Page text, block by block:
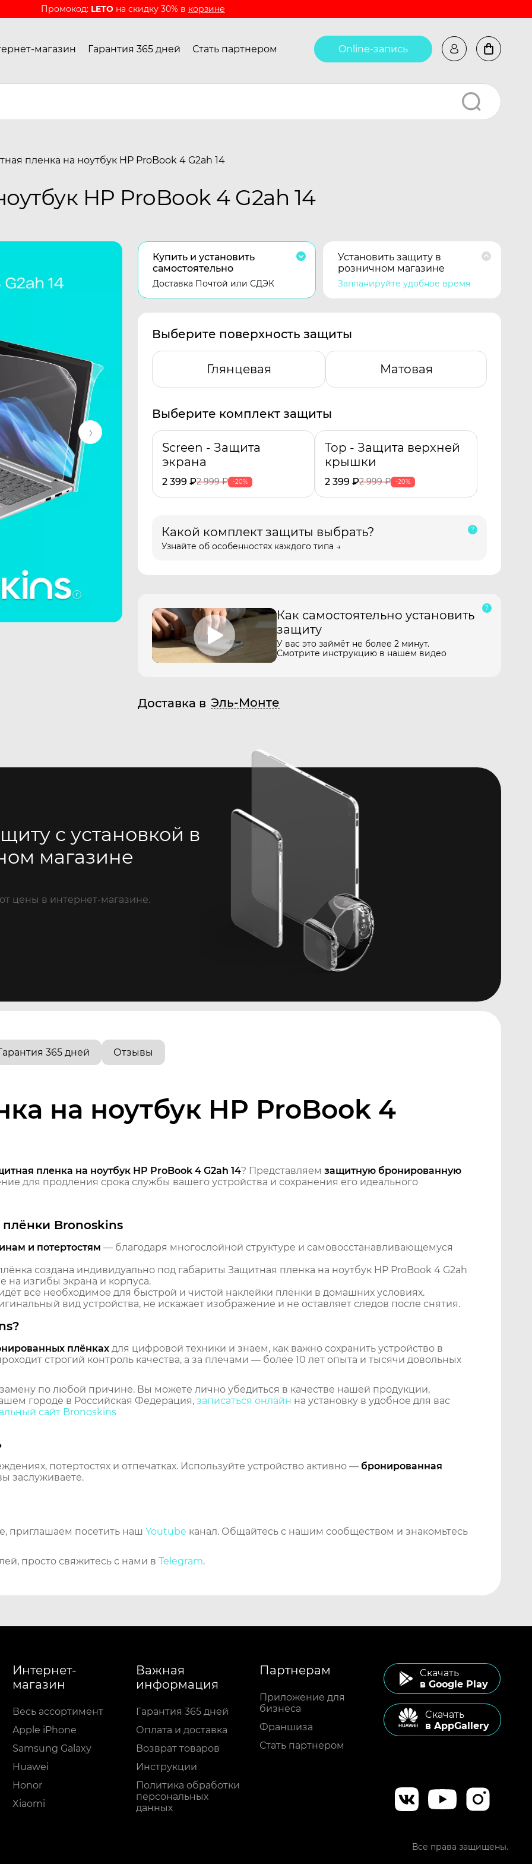
Промокод: LETO на скидку 30% в корзине
магазин Гарантия 365 дней Стать партнером Online-запись
пленка на ноутбук HP ProBook 4 G2ah 14
HP ProBook 4 G2ah 14
Купить и установить
самостоятельно
Доставка Почтой или СДЭК
Установить защиту в
розничном магазине
Запланируйте удобное время
Выберите поверхность защиты
Глянцевая Матовая
Выберите комплект защиты
Screen - Защита
экрана
2 399 ₽2 999₽ -20%
Top - Защита верхней
крышки
2 399 ₽2 999₽ -20%
Какой комплект защиты выбрать?
Узнайте об особенностях каждого типа →
Как самостоятельно установить
защиту
У вас это займёт не более 2 минут.
Смотрите инструкцию в нашем видео
Доставка в Эль-Монте
с установкой в
магазине
цены в интернет-магазине.
365 дней Отзывы
на ноутбук HP ProBook 4
пленка на ноутбук HP ProBook 4 G2ah 14? Представляем защитную бронированную
для продления срока службы вашего устройства и сохранения его идеального
Bronoskins
и потертостям — благодаря многослойной структуре и самовосстанавливающемуся
создана индивидуально под габариты Защитная пленка на ноутбук HP ProBook 4 G2ah
на изгибы экрана и корпуса.
всё необходимое для быстрой и чистой наклейки плёнки в домашних условиях.
вид устройства, не искажает изображение и не оставляет следов после снятия.
плёнках для цифровой техники и знаем, как важно сохранить устройство в
строгий контроль качества, а за плечами — более 10 лет опыта и тысячи довольных
по любой причине. Вы можете лично убедиться в качестве нашей продукции,
городе в Российская Федерация, записаться онлайн на установку в удобное для вас
сайт Bronoskins
потертостях и отпечатках. Используйте устройство активно — бронированная
заслуживаете.
приглашаем посетить наш Youtube канал. Общайтесь с нашим сообществом и знакомьтесь
просто свяжитесь с нами в Telegram.
Интернет-
магазин
Весь ассортимент
Apple iPhone
Samsung Galaxy
Huawei
Honor
Xiaomi
Важная
информация
Гарантия 365 дней
Оплата и доставка
Возврат товаров
Инструкции
Политика обработки
персональных
данных
Партнерам
Приложение для
бизнеса
Франшиза
Стать партнером
Cкачать
в Google Play
Cкачать
в AppGallery
Все права защищены.